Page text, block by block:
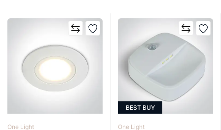
One Light
BEST BUY
One Light